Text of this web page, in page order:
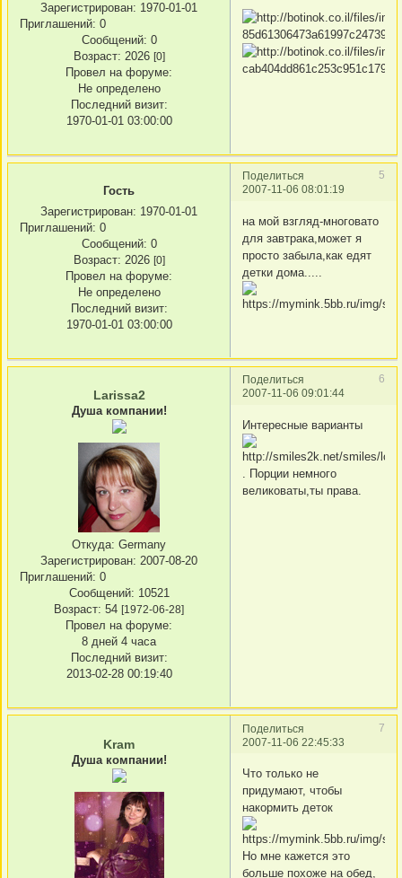
Зарегистрирован: 1970-01-01
Приглашений: 0
Сообщений: 0
Возраст: 2026 [0]
Провел на форуме:
Не определено
Последний визит:
1970-01-01 03:00:00
Поделиться
5
2007-11-06 08:01:19
Гость
Зарегистрирован: 1970-01-01
Приглашений: 0
Сообщений: 0
Возраст: 2026 [0]
Провел на форуме:
Не определено
Последний визит:
1970-01-01 03:00:00
на мой взгляд-многовато
для завтрака,может я
просто забыла,как едят
детки дома.....
Поделиться
6
2007-11-06 09:01:44
Larissa2
Душа компании!
Откуда: Germany
Зарегистрирован: 2007-08-20
Приглашений: 0
Сообщений: 10521
Возраст: 54 [1972-06-28]
Провел на форуме:
8 дней 4 часа
Последний визит:
2013-02-28 00:19:40
Интересные варианты
. Порции немного
великоваты,ты права.
Поделиться
7
2007-11-06 22:45:33
Kram
Душа компании!
Что только не
придумают, чтобы
накормить деток
Но мне кажется это
больше похоже на обед,